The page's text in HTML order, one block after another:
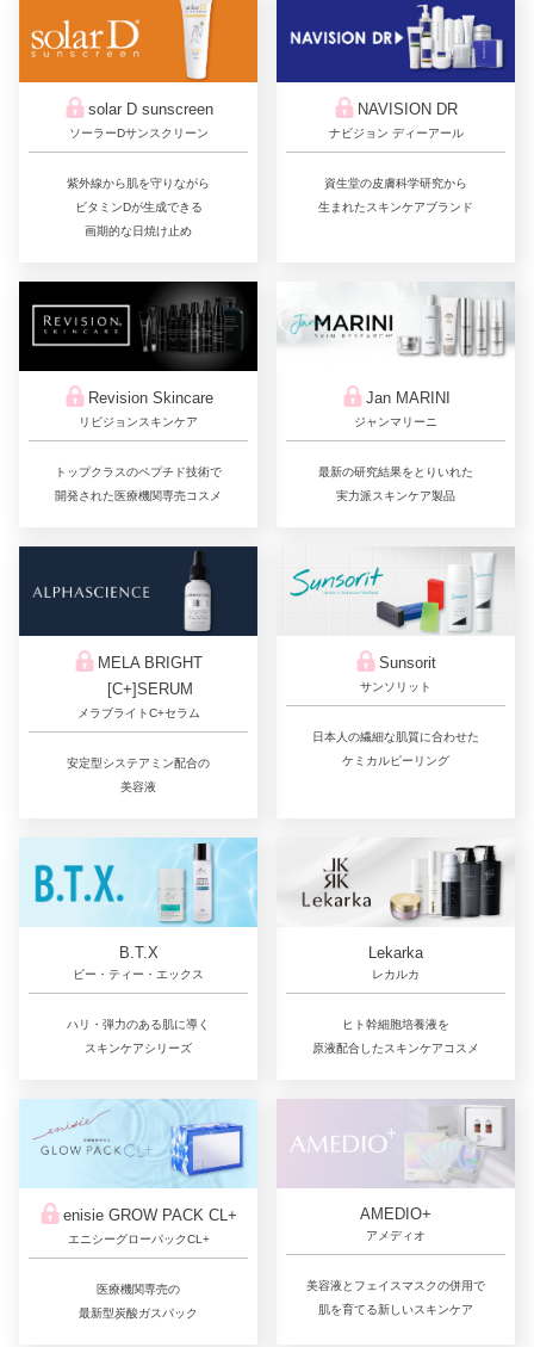
solar D sunscreen
ソーラーDサンスクリーン
紫外線から肌を守りながら
ビタミンDが生成できる
画期的な日焼け止め
NAVISION DR
ナビジョン ディーアール
資生堂の皮膚科学研究から
生まれたスキンケアブランド
Revision Skincare
リビジョンスキンケア
トップクラスのペプチド技術で
開発された医療機関専売コスメ
Jan MARINI
ジャンマリーニ
最新の研究結果をとりいれた
実力派スキンケア製品
MELA BRIGHT
[C+]SERUM
メラブライトC+セラム
安定型システアミン配合の
美容液
Sunsorit
サンソリット
日本人の繊細な肌質に合わせた
ケミカルピーリング
B.T.X
ビー・ティー・エックス
ハリ・弾力のある肌に導く
スキンケアシリーズ
Lekarka
レカルカ
ヒト幹細胞培養液を
原液配合したスキンケアコスメ
enisie GROW PACK CL+
エニシーグローパックCL+
医療機関専売の
最新型炭酸ガスパック
AMEDIO+
アメディオ
美容液とフェイスマスクの併用で
肌を育てる新しいスキンケア